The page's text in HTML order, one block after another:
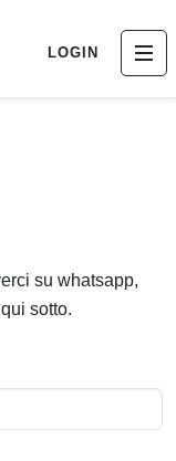
LOGIN
su whatsapp,
sotto.